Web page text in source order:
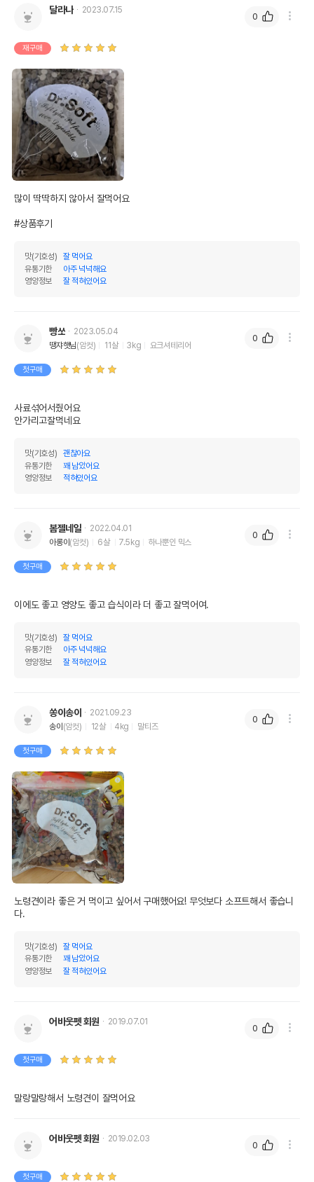
제품표기함량 수분제외함량
조섬유질 2.5%
조회분
칼슘
오메가3
오메가6 0%
수분
탄수화물
기타성분
상세 정보
양고기분,대두박,소맥분,옥수수분,닭고기분,감자
락토올리고당,클로렐라,녹차분말,블루베리분말,
포장상태
* 브랜드사에서 제공한 정보로 모든 책임은 브랜드사에 있습니다.
* 해당 정보는 브랜드사 사정에 의해 일부 변경될 수 있습니다.
상품 필수 정보
품명 및 모델명 닥터소프트 IGY 구강케어 1.2kg
받았음을 확인할수 있는
경우 그에 대한 사항
제조국 또는 원산지
달라나 2023.07.15
재구매
많이 딱딱하지 않아서 잘먹어요
#상품후기
맛(기호성)
잘 먹어요
유통기한
아주 넉넉해요
영양정보
잘 적혀있어요
0
빵쏘
2023.05.04
땡쟈햇님(암컷) 11살 3kg 요크셔테리어
첫구매
사료섞어서줬어요
안가리고잘먹네요
맛(기호성)
괜찮아요
유통기한
꽤 남았어요
영양정보
적혀있어요
0
봄젤네일
2022.04.01
아롱이(암컷) 6살 7.5kg 하나뿐인 믹스
첫구매
이에도 좋고 영양도 좋고 습식이라 더 좋고 잘먹어여.
맛(기호성)
잘 먹어요
유통기한
아주 넉넉해요
영양정보
잘 적혀있어요
0
쏭이송이
2021.09.23
송이(암컷) 12살 4kg 말티즈
첫구매
노령견이라 좋은 거 먹이고 싶어서 구매했어요! 무엇보다 소프트해서 좋습니
다.
맛(기호성)
잘 먹어요
유통기한
꽤 남았어요
영양정보
잘 적혀있어요
0
어바웃펫 회원 2019.07.01
첫구매
말랑말랑해서 노령견이 잘먹어요
0
어바웃펫 회원 2019.02.03
첫구매
0